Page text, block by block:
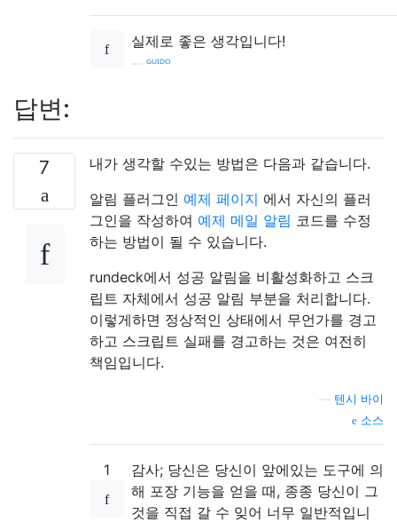
실제로 좋은 생각입니다!
ᴳᵁᴵᴰᴼ
답변:
7
내가 생각할 수있는 방법은 다음과 같습니다.
알림 플러그인 예제 페이지 에서 자신의 플러
그인을 작성하여 예제 메일 알림 코드를 수정
하는 방법이 될 수 있습니다.
rundeck에서 성공 알림을 비활성화하고 스크
립트 자체에서 성공 알림 부분을 처리합니다.
이렇게하면 정상적인 상태에서 무언가를 경고
하고 스크립트 실패를 경고하는 것은 여전히 ​​
책임입니다.
텐시 바이
소스
1
감사; 당신은 당신이 앞에있는 도구에 의
해 포장 기능을 얻을 때, 종종 당신이 그
것을 직접 갈 수 잊어 너무 일반적입니